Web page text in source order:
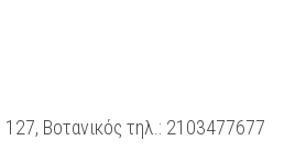
Βοτανικός τηλ.: 2103477677